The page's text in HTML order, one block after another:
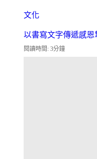
文化
以書寫文字傳遞感恩
閱讀時間: 3分鐘